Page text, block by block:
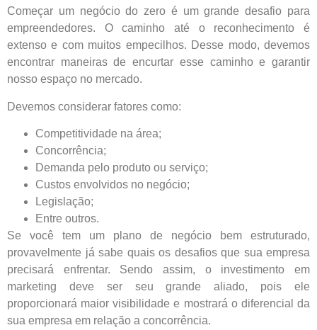
Começar um negócio do zero é um grande desafio para
empreendedores. O caminho até o reconhecimento é
extenso e com muitos empecilhos. Desse modo, devemos
encontrar maneiras de encurtar esse caminho e garantir
nosso espaço no mercado.
Devemos considerar fatores como:
Competitividade na área;
Concorrência;
Demanda pelo produto ou serviço;
Custos envolvidos no negócio;
Legislação;
Entre outros.
Se você tem um plano de negócio bem estruturado,
provavelmente já sabe quais os desafios que sua empresa
precisará enfrentar. Sendo assim, o investimento em
marketing deve ser seu grande aliado, pois ele
proporcionará maior visibilidade e mostrará o diferencial da
sua empresa em relação a concorrência.